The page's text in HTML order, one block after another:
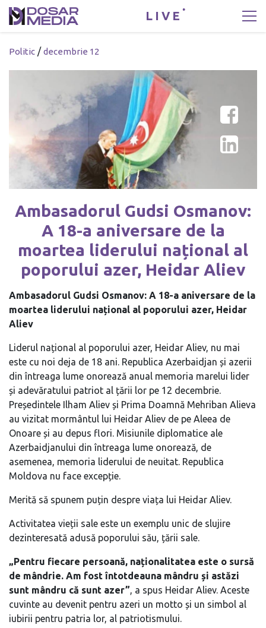
LIVE
Politic /decembrie 12
Ambasadorul Gudsi Osmanov:
A 18-a aniversare de la
moartea liderului național al
poporului azer, Heidar Aliev
Ambasadorul Gudsi Osmanov: A 18-a aniversare de la
moartea liderului național al poporului azer, Heidar
Aliev
Liderul național al poporului azer, Heidar Aliev, nu mai
este cu noi deja de 18 ani. Republica Azerbaidjan și azerii
din întreaga lume onorează anual memoria marelui lider
și adevăratului patriot al țării lor pe 12 decembrie.
Președintele Ilham Aliev și Prima Doamnă Mehriban Alieva
au vizitat mormântul lui Heidar Aliev de pe Aleea de
Onoare și au depus flori. Misiunile diplomatice ale
Azerbaidjanului din întreaga lume onorează, de
asemenea, memoria liderului de neuitat. Republica
Moldova nu face excepție.
Merită să spunem puțin despre viața lui Heidar Aliev.
Activitatea vieții sale este un exemplu unic de slujire
dezinteresată adusă poporului său, țării sale.
„Pentru fiecare persoană, naționalitatea este o sursă
de mândrie. Am fost întotdeauna mândru și astăzi
sunt mândru că sunt azer”, a spus Heidar Aliev. Aceste
cuvinte au devenit pentru azeri un motto și un simbol al
iubirii pentru patria lor, al patriotismului.